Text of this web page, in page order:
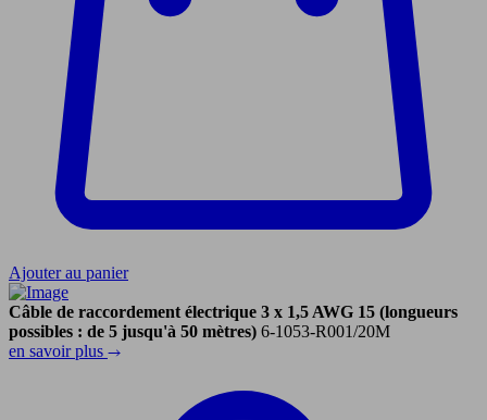
Ajouter au panier
Câble de raccordement électrique 3 x 1,5 AWG 15 (longueurs
possibles : de 5 jusqu'à 50 mètres) 6-1053-R001/20M
en savoir plus